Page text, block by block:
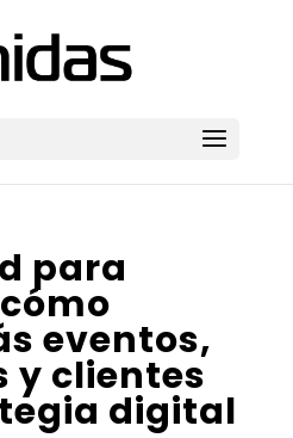
para
eventos,
y clientes
digital